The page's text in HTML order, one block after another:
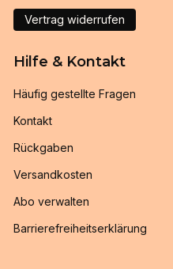
Vertrag widerrufen
Hilfe & Kontakt
Häufig gestellte Fragen
Kontakt
Rückgaben
Versandkosten
Abo verwalten
Barrierefreiheitserklärung